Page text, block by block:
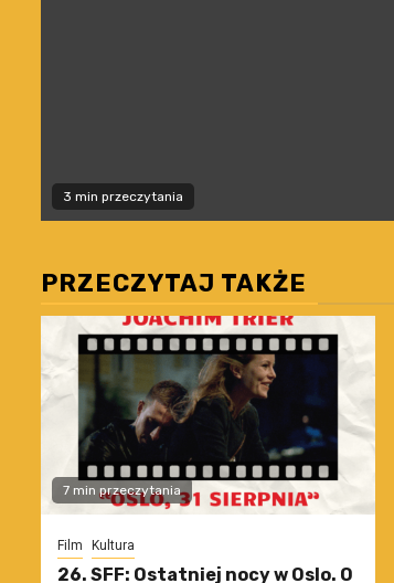
3 min przeczytania
PRZECZYTAJ TAKŻE
7 min przeczytania
Film Kultura
26. SFF: Ostatniej nocy w Oslo. O